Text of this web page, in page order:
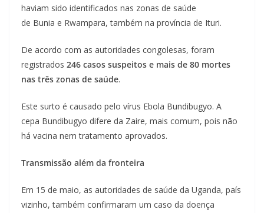
haviam sido identificados nas zonas de saúde
de Bunia e Rwampara, também na província de Ituri.
De acordo com as autoridades congolesas, foram
registrados 246 casos suspeitos e mais de 80 mortes
nas três zonas de saúde.
Este surto é causado pelo vírus Ebola Bundibugyo. A
cepa Bundibugyo difere da Zaire, mais comum, pois não
há vacina nem tratamento aprovados.
Transmissão além da fronteira
Em 15 de maio, as autoridades de saúde da Uganda, país
vizinho, também confirmaram um caso da doença